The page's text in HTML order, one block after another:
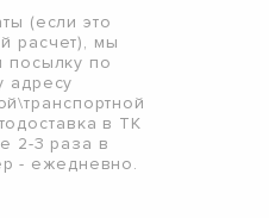
(если это
расчет), мы
посылку по
адресу
в ТК
2-3 раза в
- ежедневно.